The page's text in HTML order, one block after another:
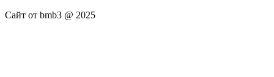
Сайт от bmb3 @ 2025